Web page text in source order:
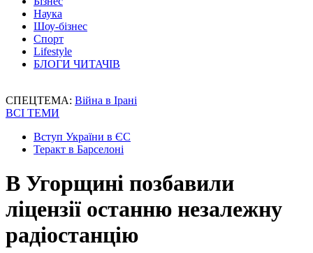
Наука
Шоу-бізнес
Спорт
Lifestyle
БЛОГИ ЧИТАЧІВ
СПЕЦТЕМА: Війна в Ірані
ВСІ ТЕМИ
Вступ України в ЄС
Теракт в Барселоні
В Угорщині позбавили
ліцензії останню незалежну
радіостанцію